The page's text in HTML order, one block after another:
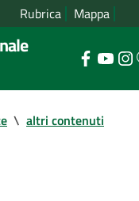
Rubrica Mappa
\ altri contenuti